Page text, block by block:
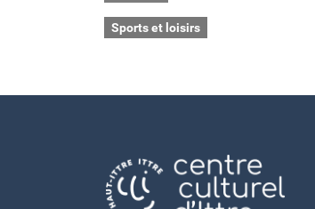
Sports et loisirs